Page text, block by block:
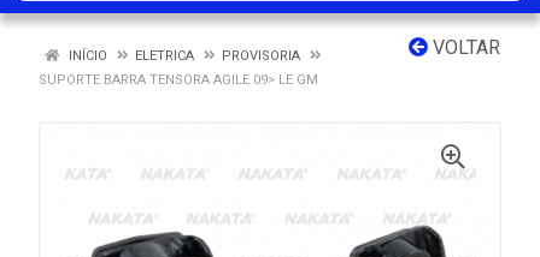
VOLTAR
INÍCIO ELETRICA
PROVISORIA
SUPORTE BARRA TENSORA AGILE 09> LE GM